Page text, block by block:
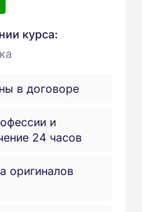
курса:
в договоре
и
24 часов
оригиналов